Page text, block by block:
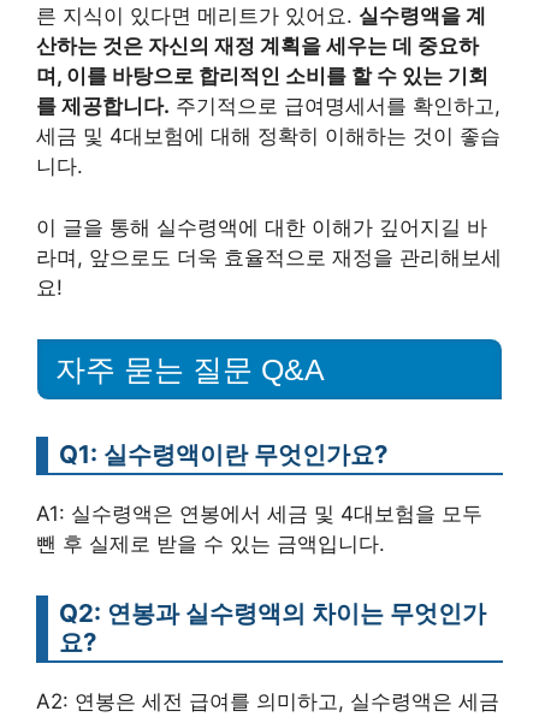
른 지식이 있다면 메리트가 있어요. 실수령액을 계
산하는 것은 자신의 재정 계획을 세우는 데 중요하
며, 이를 바탕으로 합리적인 소비를 할 수 있는 기회
를 제공합니다. 주기적으로 급여명세서를 확인하고,
세금 및 4대보험에 대해 정확히 이해하는 것이 좋습
니다.
이 글을 통해 실수령액에 대한 이해가 깊어지길 바
라며, 앞으로도 더욱 효율적으로 재정을 관리해보세
요!
자주 묻는 질문 Q&A
Q1: 실수령액이란 무엇인가요?
A1: 실수령액은 연봉에서 세금 및 4대보험을 모두
뺀 후 실제로 받을 수 있는 금액입니다.
Q2: 연봉과 실수령액의 차이는 무엇인가
요?
A2: 연봉은 세전 급여를 의미하고, 실수령액은 세금